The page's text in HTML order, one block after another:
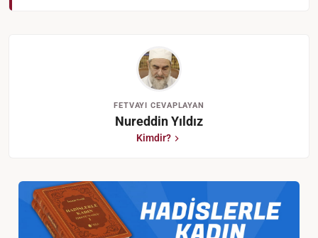
FETVAYI CEVAPLAYAN
Nureddin Yıldız
Kimdir?